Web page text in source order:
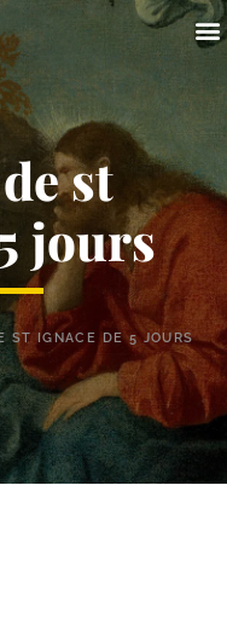
st
jours
ST IGNACE DE 5 JOURS